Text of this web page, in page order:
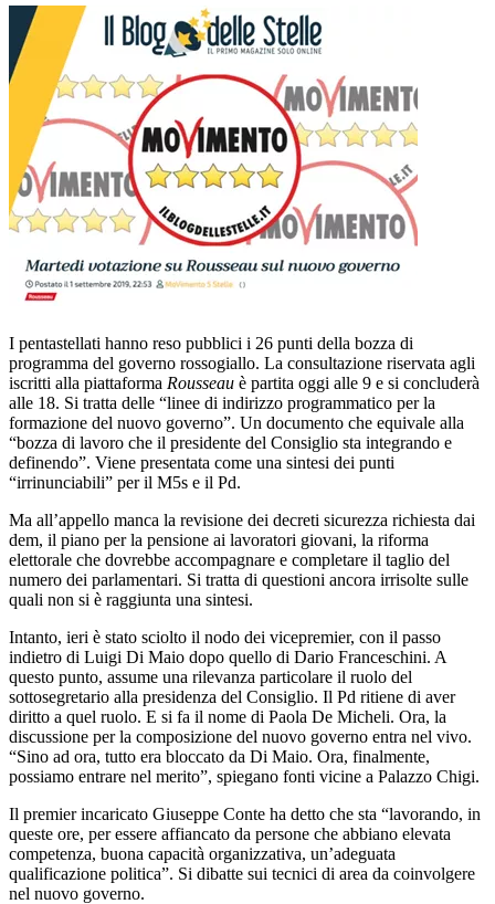
I pentastellati hanno reso pubblici i 26 punti della bozza di
programma del governo rossogiallo. La consultazione riservata agli
iscritti alla piattaforma Rousseau è partita oggi alle 9 e si concluderà
alle 18. Si tratta delle “linee di indirizzo programmatico per la
formazione del nuovo governo”. Un documento che equivale alla
“bozza di lavoro che il presidente del Consiglio sta integrando e
definendo”. Viene presentata come una sintesi dei punti
“irrinunciabili” per il M5s e il Pd.
Ma all’appello manca la revisione dei decreti sicurezza richiesta dai
dem, il piano per la pensione ai lavoratori giovani, la riforma
elettorale che dovrebbe accompagnare e completare il taglio del
numero dei parlamentari. Si tratta di questioni ancora irrisolte sulle
quali non si è raggiunta una sintesi.
Intanto, ieri è stato sciolto il nodo dei vicepremier, con il passo
indietro di Luigi Di Maio dopo quello di Dario Franceschini. A
questo punto, assume una rilevanza particolare il ruolo del
sottosegretario alla presidenza del Consiglio. Il Pd ritiene di aver
diritto a quel ruolo. E si fa il nome di Paola De Micheli. Ora, la
discussione per la composizione del nuovo governo entra nel vivo.
“Sino ad ora, tutto era bloccato da Di Maio. Ora, finalmente,
possiamo entrare nel merito”, spiegano fonti vicine a Palazzo Chigi.
Il premier incaricato Giuseppe Conte ha detto che sta “lavorando, in
queste ore, per essere affiancato da persone che abbiano elevata
competenza, buona capacità organizzativa, un’adeguata
qualificazione politica”. Si dibatte sui tecnici di area da coinvolgere
nel nuovo governo.